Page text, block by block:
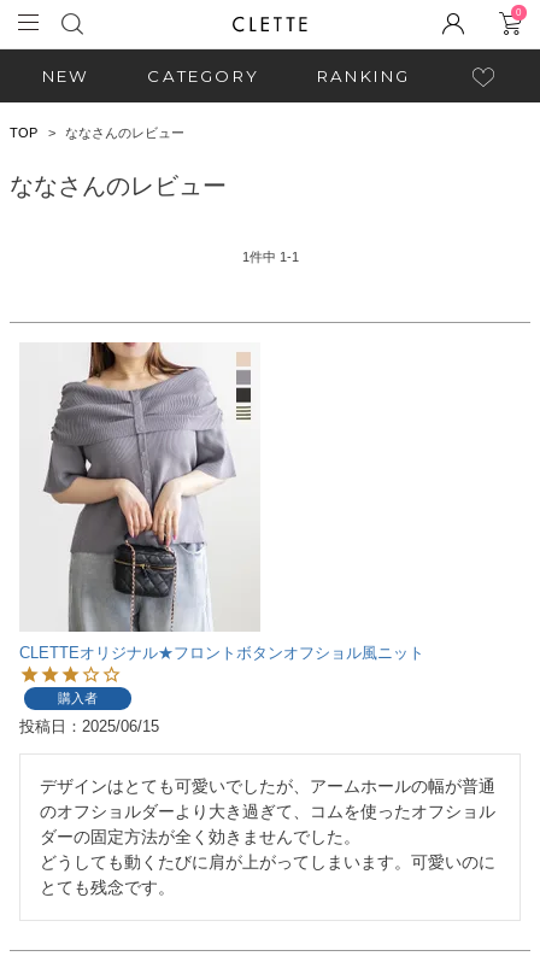
0
NEW CATEGORY RANKING
TOP ななさんのレビュー
ななさんのレビュー
1件中 1-1
CLETTEオリジナル★フロントボタンオフショル風ニット
購入者
投稿日 2025/06/15
デザインはとても可愛いでしたが、アームホールの幅が普通
のオフショルダーより大き過ぎて、コムを使ったオフショル
ダーの固定方法が全く効きませんでした。
どうしても動くたびに肩が上がってしまいます。可愛いのに
とても残念です。